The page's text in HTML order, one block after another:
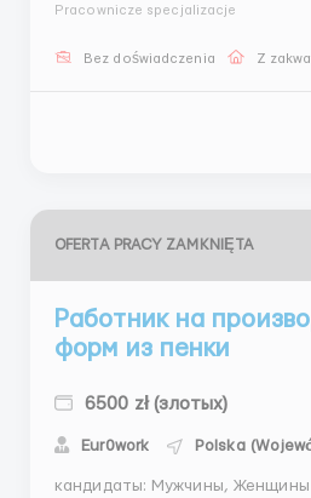
для студентов до 26 лет. График работы: - Первая
Pracownicze specjalizacje
Bez doświadczenia Z
OFERTA PRACY ZAMKNIĘTA
Работник на
форм из пенки
6500 zł (злотых)
Eur0work Polska
кандидаты: Мужчины, Женщины до